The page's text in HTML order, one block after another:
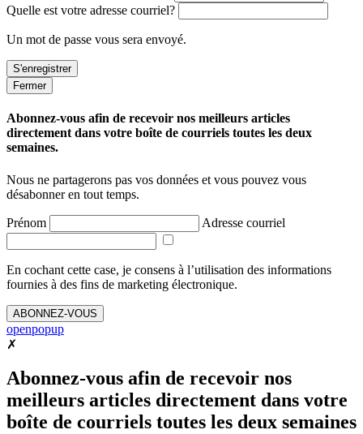
Quelle est votre adresse courriel?
Un mot de passe vous sera envoyé.
Fermer
Abonnez-vous afin de recevoir nos meilleurs articles
directement dans votre boîte de courriels toutes les deux
semaines.
Nous ne partagerons pas vos données et vous pouvez vous
désabonner en tout temps.
Prénom Adresse courriel
En cochant cette case, je consens à l’utilisation des informations
fournies à des fins de marketing électronique.
ABONNEZ-VOUS
openpopup
✗
Abonnez-vous afin de recevoir nos
meilleurs articles directement dans votre
boîte de courriels toutes les deux semaines